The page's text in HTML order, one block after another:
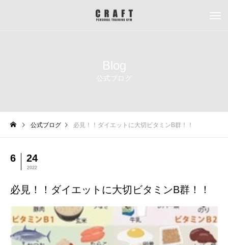
Blog
公式ブログ
公式ブログ 必見！！ダイエットに大切ビタミンB群！！
6 24
2022
必見！！ダイエットに大切ビタミンB群！！